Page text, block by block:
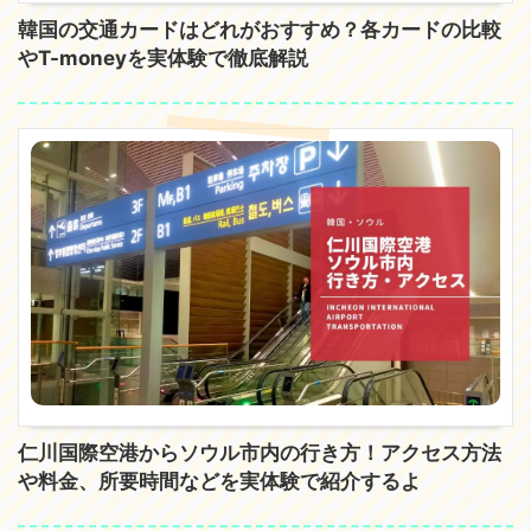
韓国の交通カードはどれがおすすめ？各カードの比較
やT-moneyを実体験で徹底解説
仁川国際空港からソウル市内の行き方！アクセス方法
や料金、所要時間などを実体験で紹介するよ